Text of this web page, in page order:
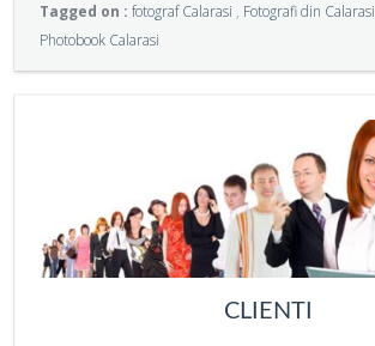
Tagged on : fotograf Calarasi , Fotografi din Calarasi
Photobook Calarasi
CLIENTI